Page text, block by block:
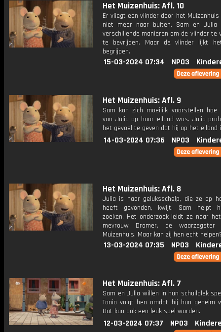
Het Muizenhuis: Afl. 10
Er vliegt een vlinder door het Muizenhuis
niet meer naar buiten. Sam en Julia
verschillende manieren om de vlinder te
te bevrijden. Maar de vlinder lijkt
begrijpen.
15-03-2024 07:34 NPO3
Het Muizenhuis: Afl. 9
Sam kan zich moeilijk voorstellen hoe
van Julia op haar eiland was. Julia
het gevoel te geven dat hij op het eiland
14-03-2024 07:36 NPO3
Het Muizenhuis: Afl. 8
Julia is haar geluksschelp, die ze op
heeft gevonden, kwijt. Sam helpt
zoeken. Het onderzoek leidt ze naar
mevrouw Dromer, de
Muizenhuis. Maar kan zij hen echt
13-03-2024 07:35 NPO3
Het Muizenhuis: Afl. 7
Sam en Julia willen in hun schuilplek
Tonio volgt hen omdat hij hun geheim
Dat kan ook een leuk spel worden.
12-03-2024 07:37 NPO3